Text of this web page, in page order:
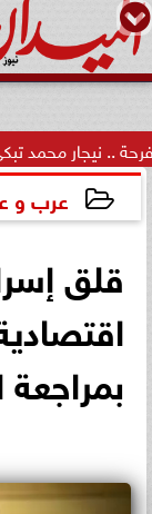
محمد تبكي بعد
عرب و
قلق
بمراجعة